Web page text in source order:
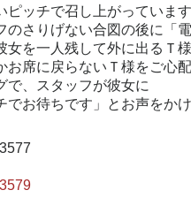
ピッチで召し上がっています
のさりげない合図の後に「
女を一人残して外に出るＴ様
お席に戻らないＴ様をご心
で、スタッフが彼女に
でお待ちです」とお声をかけ